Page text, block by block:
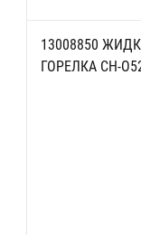
13008850
ГОРЕЛКА CH-